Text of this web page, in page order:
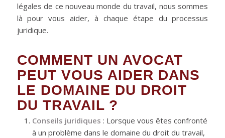
légales de ce nouveau monde du travail, nous sommes
là pour vous aider, à chaque étape du processus
juridique.
COMMENT UN AVOCAT
PEUT VOUS AIDER DANS
LE DOMAINE DU DROIT
DU TRAVAIL ?
Conseils juridiques : Lorsque vous êtes confronté
à un problème dans le domaine du droit du travail,